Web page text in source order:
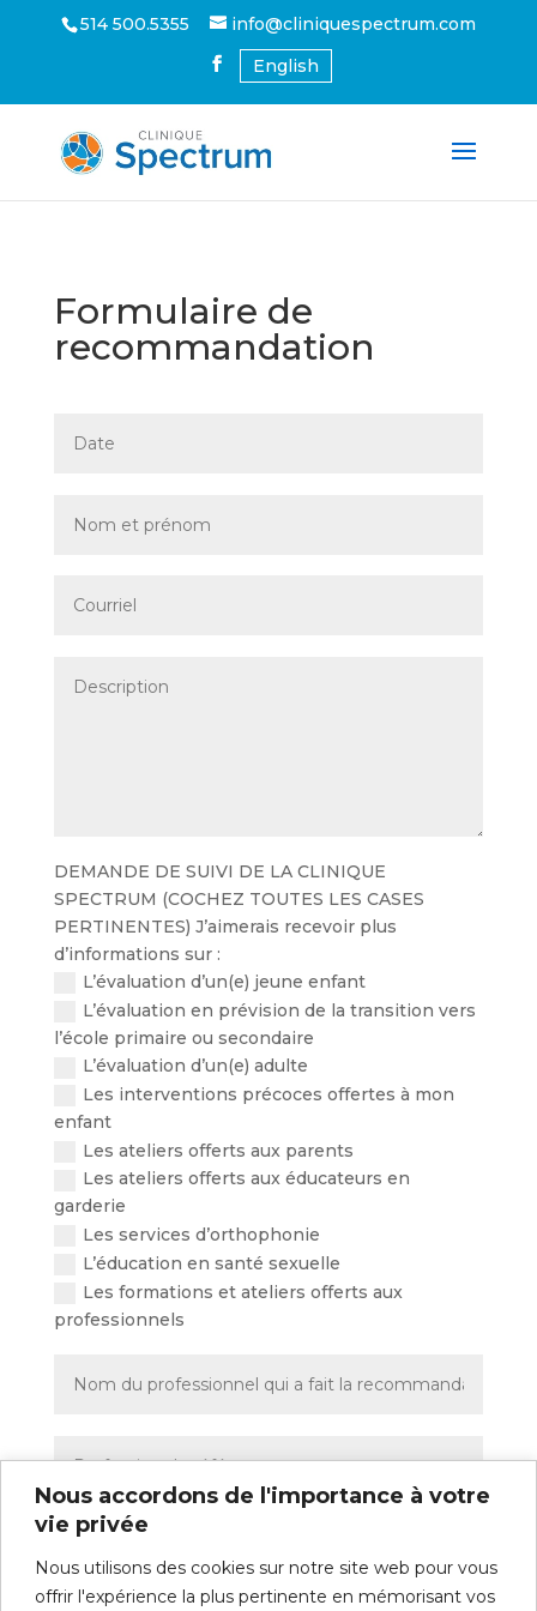
Nous accordons de l'importance à votre
vie privée
Nous utilisons des cookies sur notre site web pour vous
offrir l'expérience la plus pertinente en mémorisant vos
514 500.5355
info@cliniquespectrum.com
English
Formulaire de
recommandation
DEMANDE DE SUIVI DE LA CLINIQUE
SPECTRUM (COCHEZ TOUTES LES CASES
PERTINENTES) J’aimerais recevoir plus
d’informations sur :
L’évaluation d’un(e) jeune enfant
L’évaluation en prévision de la transition vers
l’école primaire ou secondaire
L’évaluation d’un(e) adulte
Les interventions précoces offertes à mon
enfant
Les ateliers offerts aux parents
Les ateliers offerts aux éducateurs en
garderie
Les services d’orthophonie
L’éducation en santé sexuelle
Les formations et ateliers offerts aux
professionnels
14 + 3 = Soumettre